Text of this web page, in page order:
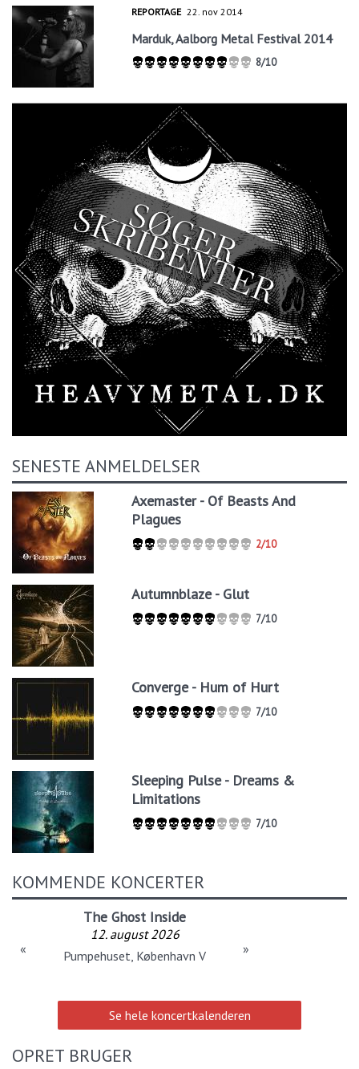
REPORTAGE 22. nov 2014
Marduk, Aalborg Metal Festival 2014
8/10
SENESTE ANMELDELSER
Axemaster - Of Beasts And
Plagues
2/10
Autumnblaze - Glut
7/10
Converge - Hum of Hurt
7/10
Sleeping Pulse - Dreams &
Limitations
7/10
KOMMENDE KONCERTER
The Ghost Inside
12. august 2026
Pumpehuset, København V
« »
Se hele koncertkalenderen
OPRET BRUGER